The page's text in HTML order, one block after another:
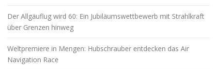
Der Allgäuflug wird 60: Ein Jubiläumswettbewerb mit Strahlkraft
über Grenzen hinweg
Weltpremiere in Mengen: Hubschrauber entdecken das Air
Navigation Race